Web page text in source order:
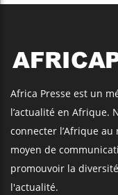
Africa Presse est un
l’actualité en Afrique.
connecter l’Afrique
moyen de
promouvoir la
l'actualité.